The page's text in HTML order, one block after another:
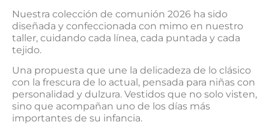
Nuestra colección de comunión 2026 ha sido
diseñada y confeccionada con mimo en nuestro
taller, cuidando cada línea, cada puntada y cada
tejido.
Una propuesta que une la delicadeza de lo clásico
con la frescura de lo actual, pensada para niñas con
personalidad y dulzura. Vestidos que no solo visten,
sino que acompañan uno de los días más
importantes de su infancia.